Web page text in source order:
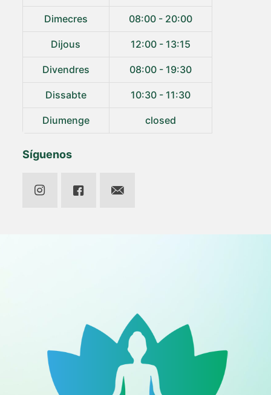
Dimecres 08:00 - 20:00
Dijous 12:00 - 13:15
Divendres 08:00 - 19:30
Dissabte 10:30 - 11:30
Diumenge closed
Síguenos